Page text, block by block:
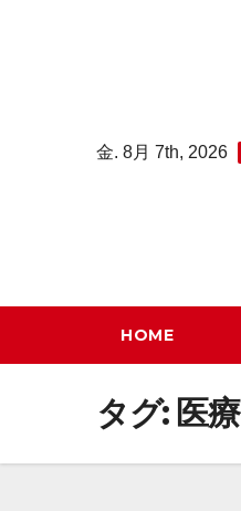
金. 8月 7th, 2026
HOME
タグ: 医療